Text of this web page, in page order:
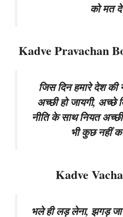
को मत
Kadve Pravachan
जिस दिन हमारे देश की
अच्छी हो जायगी,
नीति के साथ नियत अच्छी
भी कुछ नहीं
Kadve
भले ही लड़ लेना, झगड़